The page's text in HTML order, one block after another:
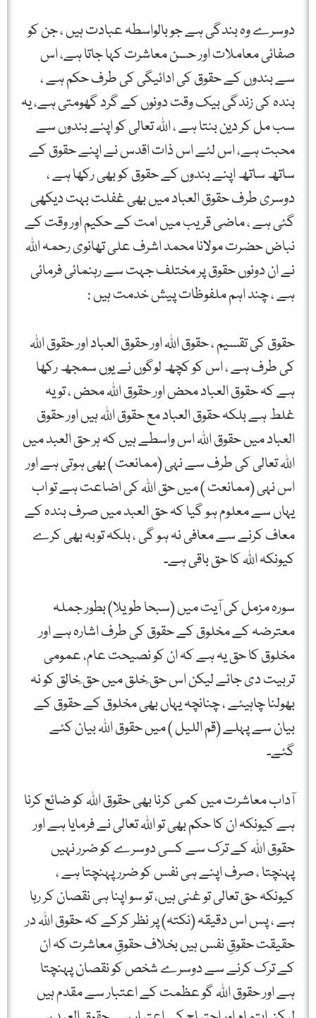
دوسرے وہ بندگی ہے جو بالواسطہ عبادت ہیں ، جن کو
صفائی معاملات اور حسن معاشرت کہا جاتا ہے، اس
سے بندوں کے حقوق کی ادائیگی کی طرف حکم ہے ،
بندہ کی زندگی بیک وقت دونوں کے گرد گھومتی ہے، یہ
سب مل کر دین بنتا ہے ، اللہ تعالی کو اپنے بندوں سے
محبت ہے، اس لئے اس ذات اقدس نے اپنے حقوق کے
ساتھ ساتھ اپنے بندوں کے حقوق کو بھی رکھا ہے ،
دوسری طرف حقوق العباد میں بھی غفلت بہت دیکھی
گئی ہے ، ماضی قریب میں امت کے حکیم اور وقت کے
نباض حضرت مولانا محمد اشرف علی تھانوی رحمہ اللہ
نے ان دونوں حقوق پر مختلف جہت سے رہنمائی فرمائی
ہے ، چند اہم ملفوظات پیش خدمت ہیں :
حقوق کی تقسیم ، حقوق اللہ اور حقوق العباد اور حقوق اللہ
کی طرف ہے ، اس کو کچھ لوگوں نے یوں سمجھ رکھا
ہے کہ حقوق العباد محض اور حقوق اللہ محض ، تو یہ
غلط ہے بلکہ حقوق العباد مع حقوق اللہ ہیں اور حقوق
العباد میں حقوق اللہ اس واسطے ہیں کہ ہر حق العبد میں
اللہ تعالی کی طرف سے نہی (ممانعت ) بھی ہوتی ہے اور
اس نہی (ممانعت ) میں حق اللہ کی اضاعت ہے تو اب
یہاں سے معلوم ہو گیا کہ حق العبد میں صرف بندہ کے
معاف کرنے سے معافی نہ ہو گی ، بلکہ توبہ بھی کرے
کیونکہ اللہ کا حق باقی ہے۔
سورہ مزمل کی آیت میں (سبحا طویلا) بطور جملہ
معترضہ کے مخلوق کے حقوق کی طرف اشارہ ہے اور
مخلوق کا حق یہ ہے کہ ان کو نصیحت عام، عمومی
تربیت دی جائے لیکن اس حق ِخلق میں حق ِخالق کو نہ
بھولنا چاہیئے ، چنانچہ یہاں بھی مخلوق کے حقوق کے
بیان سے پہلے (قم اللیل ) میں حقوق اللہ بیان کئے
گئے۔
آداب معاشرت میں کمی کرنا بھی حقوق اللہ کو ضائع کرنا
ہے کیونکہ ان کا حکم بھی تو اللہ تعالی نے فرمایا ہے اور
حقوق اللہ کے ترک سے کسی دوسرے کو ضرر نہیں
پہنچتا ، صرف اپنے ہی نفس کو ضرر پہنچتا ہے ،
کیونکہ حق تعالی تو غنی ہیں، تو سو اپنا ہی نقصان کر رہا
ہے ، پس اس دقیقہ (نکتہ) پر نظر کرکے کہ حقوق اللہ در
حقیقت حقوقِ نفس ہیں بخلاف حقوقِ معاشرت کہ ان
کے ترک کرنے سے دوسرے شخص کو نقصان پہنچتا
ہے اور حقوق اللہ گو عظمت کے اعتبار سے مقدم ہیں